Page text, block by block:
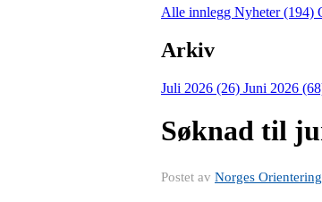
Alle innlegg Nyheter (194)
Arkiv
Juli 2026 (26) Juni 2026
Søknad til
Postet av Norges